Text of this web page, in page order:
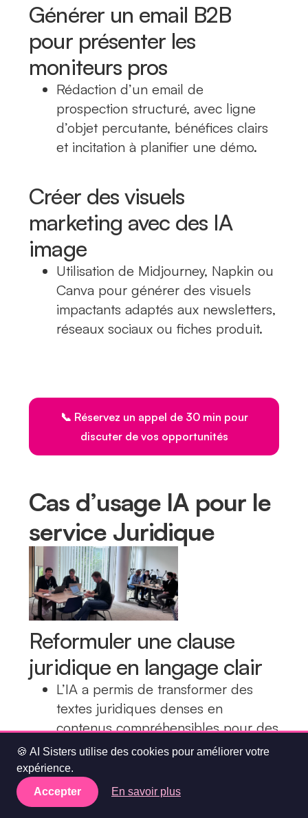
Générer un email B2B
pour présenter les
moniteurs pros
Rédaction d’un email de
prospection structuré, avec ligne
d’objet percutante, bénéfices clairs
et incitation à planifier une démo.
Créer des visuels
marketing avec des IA
image
Utilisation de Midjourney, Napkin ou
Canva pour générer des visuels
impactants adaptés aux newsletters,
réseaux sociaux ou fiches produit.
📞 Réservez un appel de 30 min pour
discuter de vos opportunités
Cas d’usage IA pour le
service Juridique
Reformuler une clause
juridique en langage clair
L’IA a permis de transformer des
textes juridiques denses en
contenus compréhensibles pour des
non-juristes, sans altérer le sens.
Traduire un document
🍪 AI Sisters utilise des cookies pour améliorer votre
expérience.
Accepter
En savoir plus